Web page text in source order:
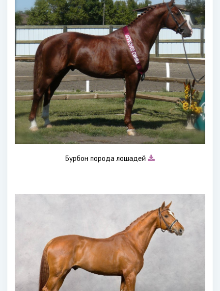
Бурбон порода лошадей